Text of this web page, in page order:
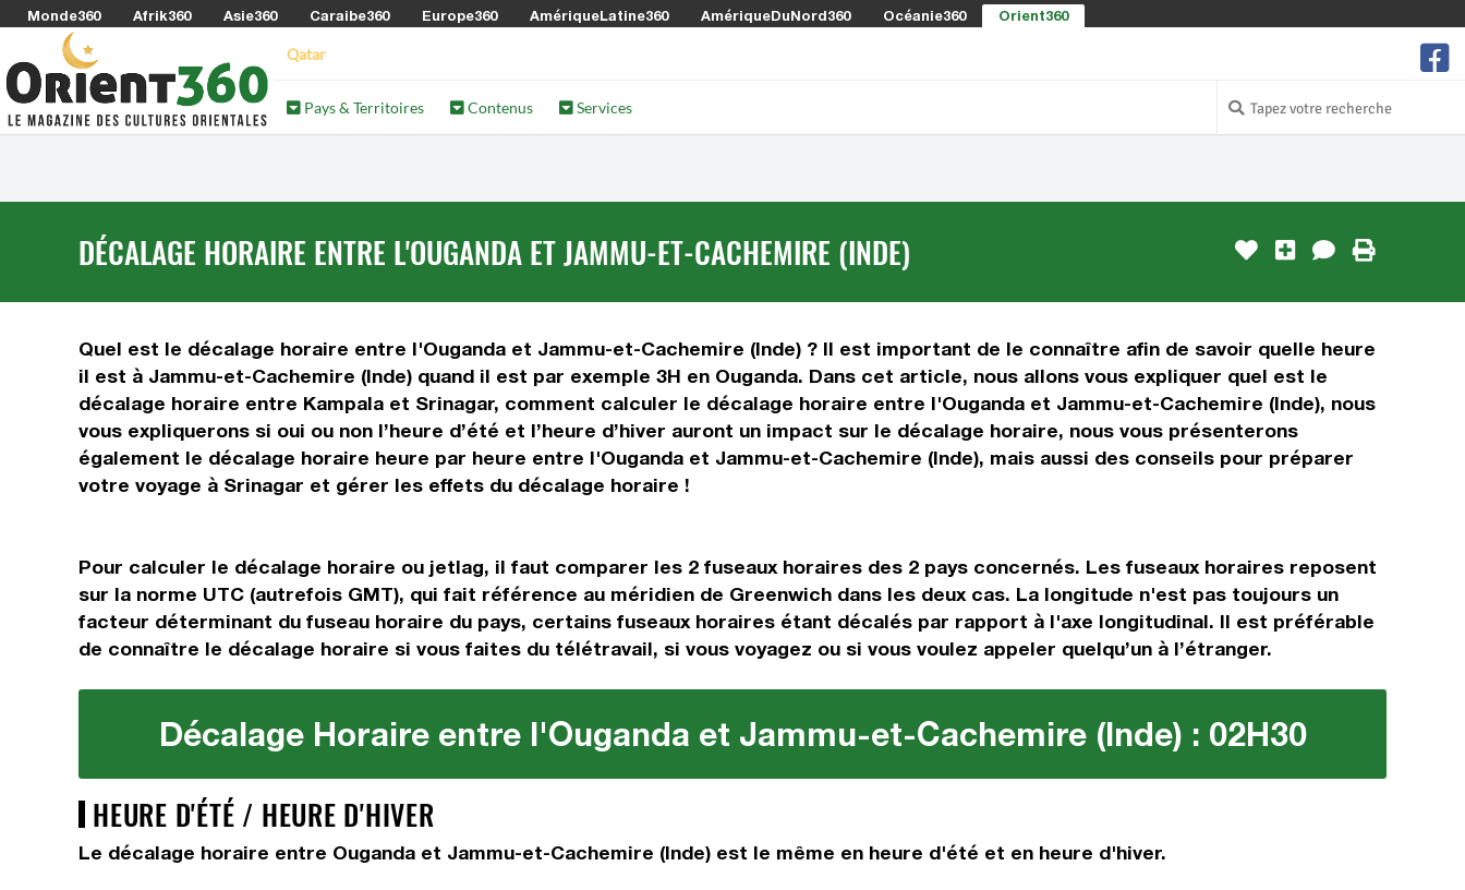
Monde360 Afrik360 Asie360 Caraibe360 Europe360 AmériqueLatine360 AmériqueDuNord360 Océanie360 Orient360
Qatar
Pays & Territoires Contenus Services
DÉCALAGE HORAIRE ENTRE L'OUGANDA ET JAMMU-ET-CACHEMIRE (INDE)
Quel est le décalage horaire entre l'Ouganda et Jammu-et-Cachemire (Inde) ? Il est important de le connaître afin de savoir quelle heure
il est à Jammu-et-Cachemire (Inde) quand il est par exemple 3H en Ouganda. Dans cet article, nous allons vous expliquer quel est le
décalage horaire entre Kampala et Srinagar, comment calculer le décalage horaire entre l'Ouganda et Jammu-et-Cachemire (Inde), nous
vous expliquerons si oui ou non l’heure d’été et l’heure d’hiver auront un impact sur le décalage horaire, nous vous présenterons
également le décalage horaire heure par heure entre l'Ouganda et Jammu-et-Cachemire (Inde), mais aussi des conseils pour préparer
votre voyage à Srinagar et gérer les effets du décalage horaire !
Pour calculer le décalage horaire ou jetlag, il faut comparer les 2 fuseaux horaires des 2 pays concernés. Les fuseaux horaires reposent
sur la norme UTC (autrefois GMT), qui fait référence au méridien de Greenwich dans les deux cas. La longitude n'est pas toujours un
facteur déterminant du fuseau horaire du pays, certains fuseaux horaires étant décalés par rapport à l'axe longitudinal. Il est préférable
de connaître le décalage horaire si vous faites du télétravail, si vous voyagez ou si vous voulez appeler quelqu’un à l’étranger.
Décalage Horaire entre l'Ouganda et Jammu-et-Cachemire (Inde) : 02H30
HEURE D'ÉTÉ / HEURE D'HIVER
Le décalage horaire entre Ouganda et Jammu-et-Cachemire (Inde) est le même en heure d'été et en heure d'hiver.